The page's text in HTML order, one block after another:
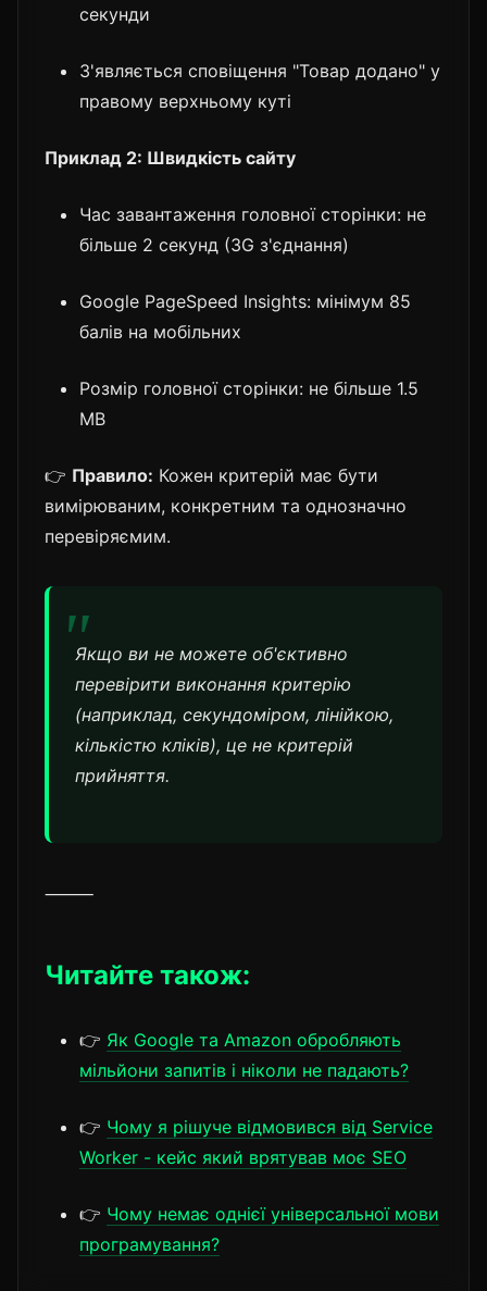
секунди
З'являється сповіщення "Товар додано" у
правому верхньому куті
Приклад 2: Швидкість сайту
Час завантаження головної сторінки: не
більше 2 секунд (3G з'єднання)
Google PageSpeed Insights: мінімум 85
балів на мобільних
Розмір головної сторінки: не більше 1.5
MB
👉 Правило: Кожен критерій має бути
вимірюваним, конкретним та однозначно
перевіряємим.
Якщо ви не можете об'єктивно
перевірити виконання критерію
(наприклад, секундоміром, лінійкою,
кількістю кліків), це не критерій
прийняття.
⸻
Читайте також:
👉 Як Google та Amazon обробляють
мільйони запитів і ніколи не падають?
👉 Чому я рішуче відмовився від Service
Worker - кейс який врятував моє SEO
👉 Чому немає однієї універсальної мови
програмування?